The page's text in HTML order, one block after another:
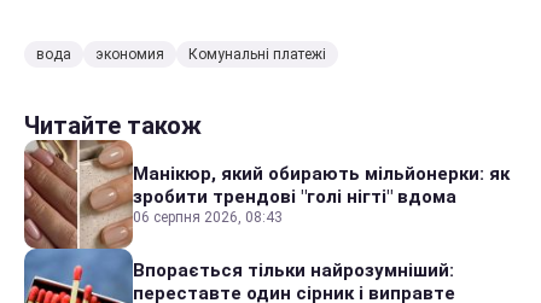
вода экономия Комунальні платежі
Читайте також
Манікюр, який обирають мільйонерки: як
зробити трендові "голі нігті" вдома
06 серпня 2026, 08:43
Впорається тільки найрозумніший:
переставте один сірник і виправте